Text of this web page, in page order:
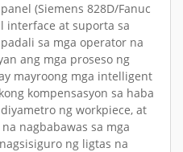
(Siemens 828D/Fanuc
interface at suporta sa
sa mga operator na
ang mga proseso ng
mayroong mga intelligent
kompensasyon sa haba
ng workpiece, at
nagbabawas sa mga
ng ligtas na